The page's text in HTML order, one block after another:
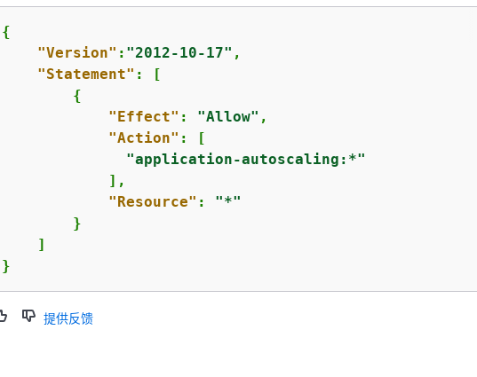
{
"Version" : "2012-10-17" ,
"Statement" : [
{
"Effect" : "Allow" ,
"Action" : [
"application-autoscaling:*"
            ],
"Resource" : "*"
        }
    ]
}
提供反馈